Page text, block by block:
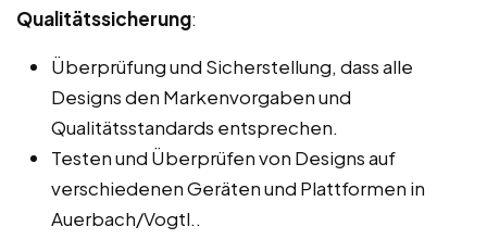
Qualitätssicherung:
Überprüfung und Sicherstellung, dass alle
Designs den Markenvorgaben und
Qualitätsstandards entsprechen.
Testen und Überprüfen von Designs auf
verschiedenen Geräten und Plattformen in
Auerbach/Vogtl..